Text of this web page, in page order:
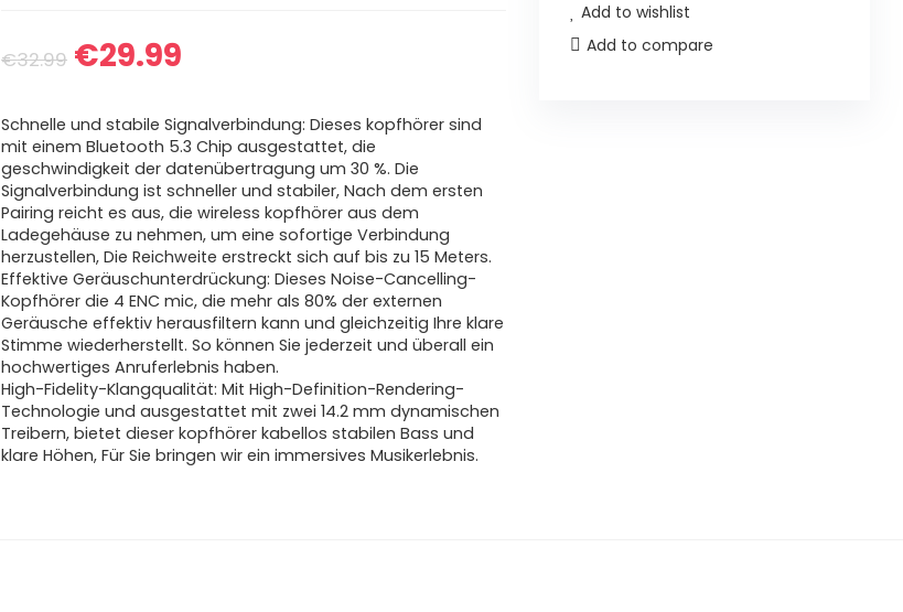
€32.99 €29.99
Schnelle und stabile Signalverbindung: Dieses kopfhörer sind
mit einem Bluetooth 5.3 Chip ausgestattet, die
geschwindigkeit der datenübertragung um 30 %. Die
Signalverbindung ist schneller und stabiler, Nach dem ersten
Pairing reicht es aus, die wireless kopfhörer aus dem
Ladegehäuse zu nehmen, um eine sofortige Verbindung
herzustellen, Die Reichweite erstreckt sich auf bis zu 15 Meters.
Effektive Geräuschunterdrückung: Dieses Noise-Cancelling-
Kopfhörer die 4 ENC mic, die mehr als 80% der externen
Geräusche effektiv herausfiltern kann und gleichzeitig Ihre klare
Stimme wiederherstellt. So können Sie jederzeit und überall ein
hochwertiges Anruferlebnis haben.
High-Fidelity-Klangqualität: Mit High-Definition-Rendering-
Technologie und ausgestattet mit zwei 14.2 mm dynamischen
Treibern, bietet dieser kopfhörer kabellos stabilen Bass und
klare Höhen, Für Sie bringen wir ein immersives Musikerlebnis.
Add to wishlist
Add to compare